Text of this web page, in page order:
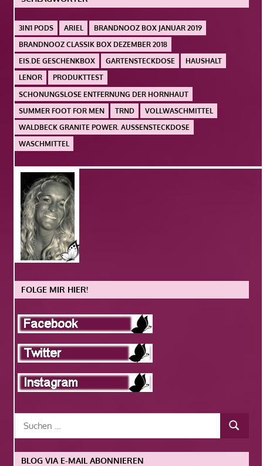
3IN1 PODS ARIEL
BRANDNOOZ BOX JANUAR 2019
BRANDNOOZ CLASSIK BOX DEZEMBER 2018
EIS.DE GESCHENKBOX
GARTENSTECKDOSE
HAUSHALT
LENOR
PRODUKTTEST
SCHONUNGSLOSE ENTFERNUNG DER HORNHAUT
SUMMER FOOT FOR MEN
TRND
VOLLWASCHMITTEL
WALDBECK GRANITE POWER. AUSSENSTECKDOSE
WASCHMITTEL
FOLGE MIR HIER!
BLOG VIA E-MAIL ABONNIEREN